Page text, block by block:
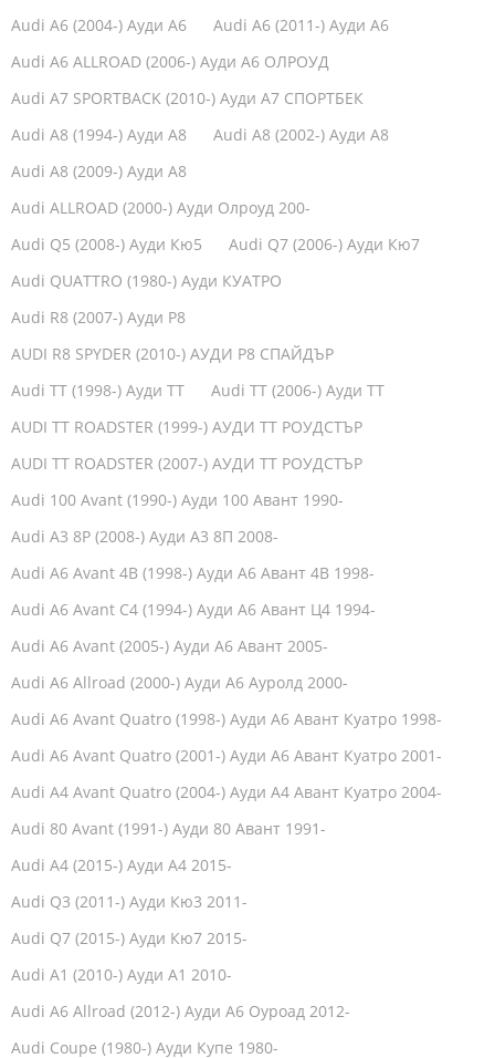
Audi A6 (2004-) Ауди А6
Audi A6 (2011-) Ауди А6
Audi A6 ALLROAD (2006-) Ауди А6 ОЛРОУД
Audi A7 SPORTBACK (2010-) Ауди А7 СПОРТБЕК
Audi A8 (1994-) Ауди А8
Audi A8 (2002-) Aуди А8
Audi A8 (2009-) Ауди А8
Audi ALLROAD (2000-) Ауди Олроуд 200-
Audi Q5 (2008-) Ауди Кю5
Audi Q7 (2006-) Ауди Кю7
Audi QUATTRO (1980-) Ауди КУАТРО
Audi R8 (2007-) Ауди Р8
AUDI R8 SPYDER (2010-) АУДИ Р8 СПАЙДЪР
Audi TT (1998-) Ауди ТТ
Audi TT (2006-) Ауди ТТ
AUDI TT ROADSTER (1999-) АУДИ ТТ РОУДСТЪР
AUDI TT ROADSTER (2007-) АУДИ ТТ РОУДСТЪР
Audi 100 Avant (1990-) Ауди 100 Авант 1990-
Audi A3 8P (2008-) Ауди А3 8П 2008-
Audi A6 Avant 4B (1998-) Ауди А6 Авант 4В 1998-
Audi A6 Avant C4 (1994-) Ауди А6 Авант Ц4 1994-
Audi A6 Avant (2005-) Ауди А6 Авант 2005-
Audi A6 Allroad (2000-) Ауди А6 Ауролд 2000-
Audi A6 Avant Quatro (1998-) Ауди А6 Авант Куатро 1998-
Audi A6 Avant Quatro (2001-) Ауди А6 Авант Куатро 2001-
Audi A4 Avant Quatro (2004-) Ауди А4 Авант Куатро 2004-
Audi 80 Avant (1991-) Ауди 80 Авант 1991-
Audi A4 (2015-) Ауди А4 2015-
Audi Q3 (2011-) Ауди Кю3 2011-
Audi Q7 (2015-) Ауди Кю7 2015-
Audi A1 (2010-) Ауди А1 2010-
Audi A6 Allroad (2012-) Ауди А6 Оуроад 2012-
Audi Coupe (1980-) Ауди Купе 1980-